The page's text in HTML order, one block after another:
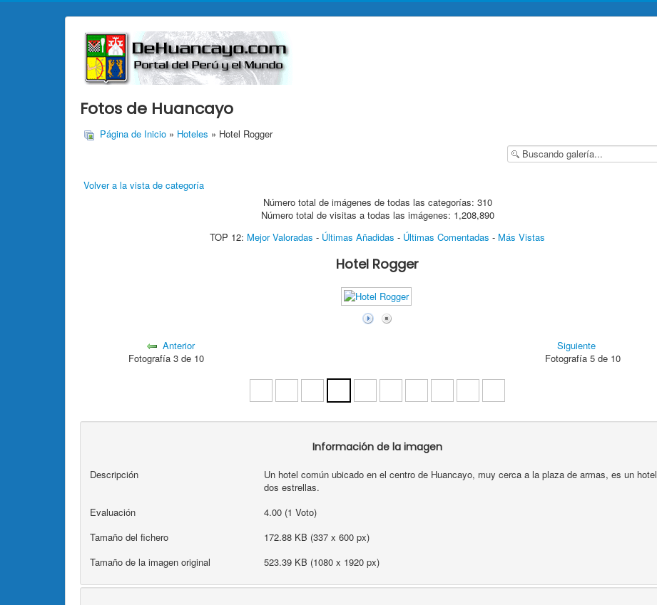
Fotos de Huancayo
Página de Inicio » Hoteles » Hotel Rogger
Volver a la vista de categoría
Número total de imágenes de todas las categorías: 310
Número total de visitas a todas las imágenes: 1,208,890
TOP 12: Mejor Valoradas - Últimas Añadidas - Últimas Comentadas - Más Vistas
Hotel Rogger
Anterior
Fotografía 3 de 10
Siguiente
Fotografía 5 de 10
Información de la imagen
Descripción
Un hotel común ubicado en el centro de Huancayo, muy cerca a la plaza de armas, es un hotel
dos estrellas.
Evaluación
4.00 (1 Voto)
Tamaño del fichero
172.88 KB (337 x 600 px)
Tamaño de la imagen original
523.39 KB (1080 x 1920 px)